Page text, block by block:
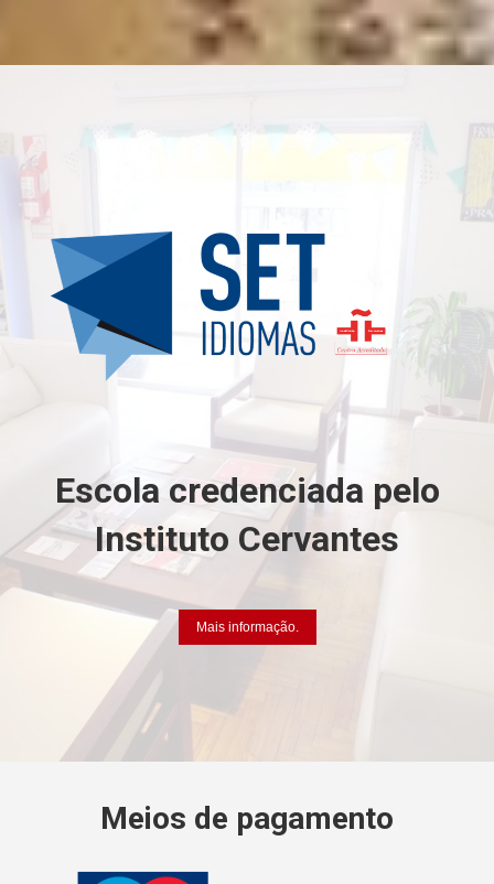
Escola credenciada pelo
Instituto Cervantes
Mais informação.
Meios de pagamento